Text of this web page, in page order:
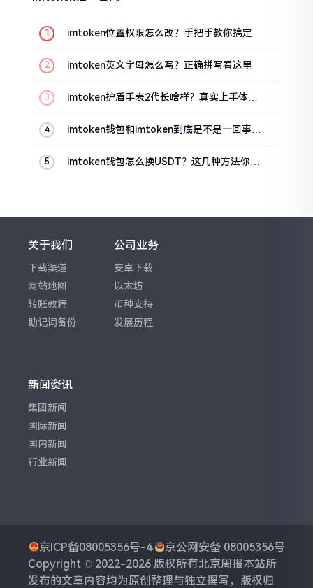
imtoken位置权限怎么改？手把手教你搞定
imtoken英文字母怎么写？正确拼写看这里
imtoken护盾手表2代长啥样？真实上手体验
imtoken钱包和imtoken到底是不是一回事？
imtoken钱包怎么换USDT？这几种方法你得
关于我们
下载渠道
网站地图
转账教程
助记词备份
公司业务
安卓下载
以太坊
币种支持
发展历程
新闻资讯
集团新闻
国际新闻
国内新闻
行业新闻
京ICP备08005356号-4
京公网安备 08005356号
Copyright © 2022-2026 版权所有北京周报本站所
发布的文章内容均为原创整理与独立撰写，版权归